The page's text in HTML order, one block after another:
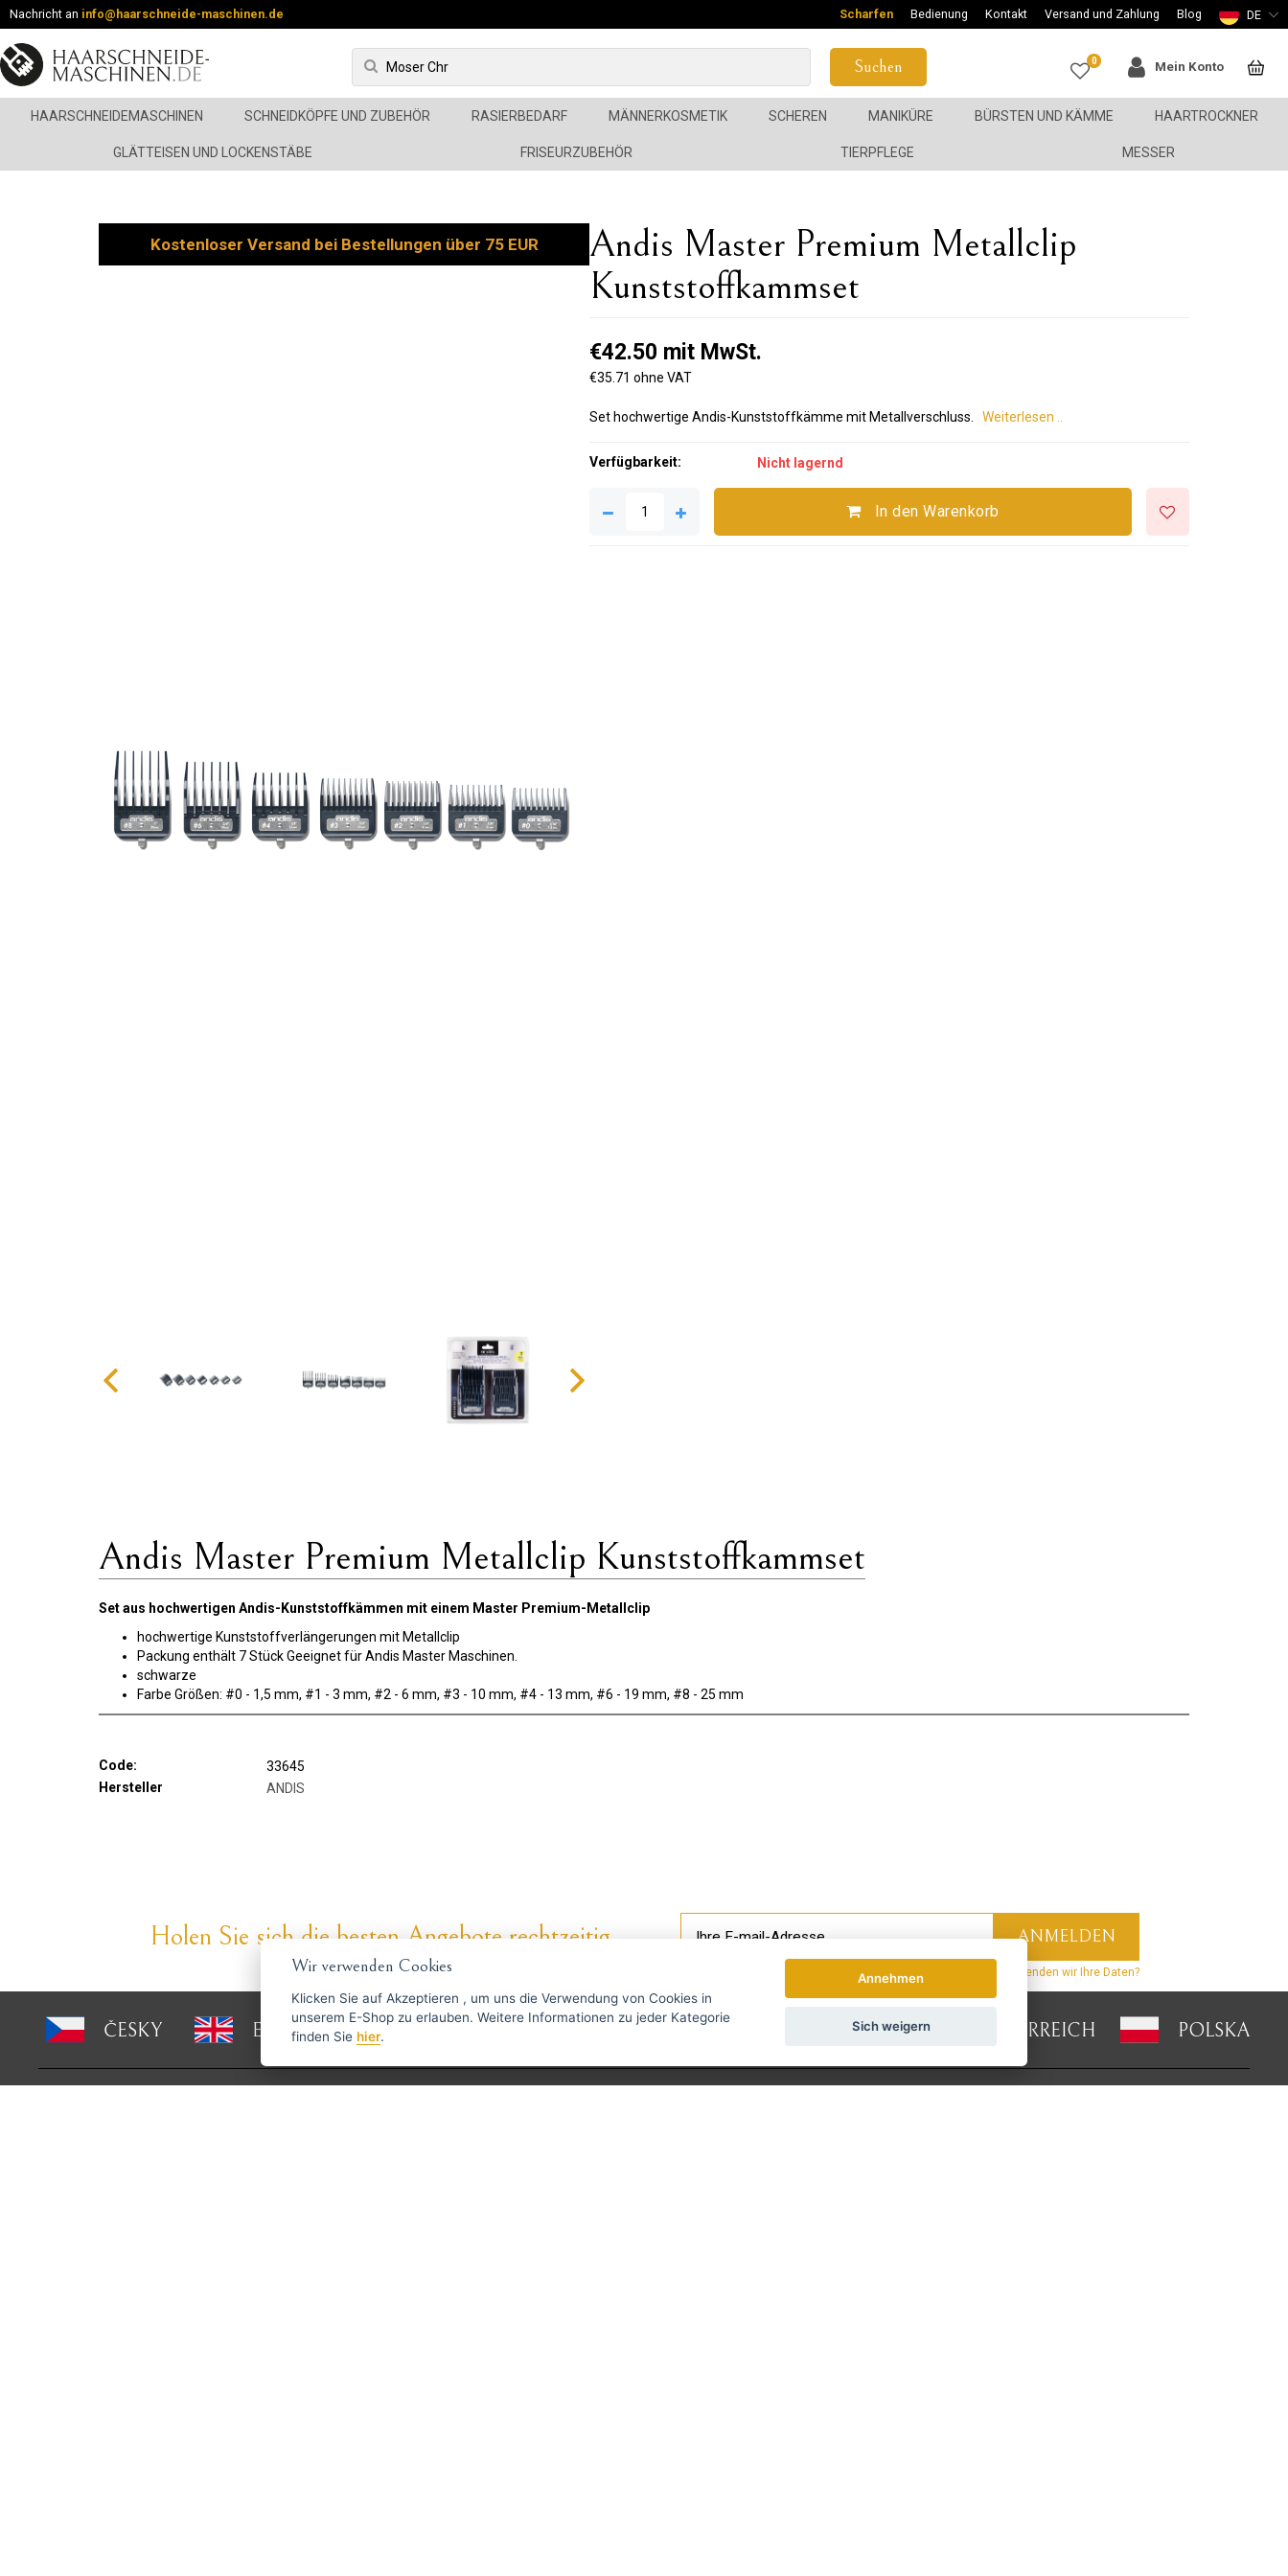
Nachricht an info@haarschneide-maschinen.de Scharfen Bedienung Kontakt Versand und Zahlung Blog DE
Suchen 0 Mein Konto
HAARSCHNEIDEMASCHINEN SCHNEIDKÖPFE UND ZUBEHÖR RASIERBEDARF MÄNNERKOSMETIK SCHEREN MANIKÜRE BÜRSTEN UND KÄMME HAARTROCKNER
GLÄTTEISEN UND LOCKENSTÄBE FRISEURZUBEHÖR TIERPFLEGE MESSER
Kostenloser Versand bei Bestellungen über 75 EUR
Andis Master Premium Metallclip
Kunststoffkammset
€42.50 mit MwSt.
€35.71 ohne VAT
Set hochwertige Andis-Kunststoffkämme mit Metallverschluss. Weiterlesen ..
Verfügbarkeit: Nicht lagernd
In den Warenkorb
Andis Master Premium Metallclip Kunststoffkammset
Set aus hochwertigen Andis-Kunststoffkämmen mit einem Master Premium-Metallclip
hochwertige Kunststoffverlängerungen mit Metallclip
Packung enthält 7 Stück Geeignet für Andis Master Maschinen.
schwarze
Farbe Größen: #0 - 1,5 mm, #1 - 3 mm, #2 - 6 mm, #3 - 10 mm, #4 - 13 mm, #6 - 19 mm, #8 - 25 mm
Code:
33645
Hersteller
ANDIS
Holen Sie sich die besten Angebote rechtzeitig ...
Wir senden einmal pro Woche Nachrichten und Rabatte. Wie verwenden wir Ihre Daten?
ČESKY ENGLISH SLOVENSKO DEUTSCHLAND ÖSTERREICH POLSKA
Wir verwenden Cookies
Klicken Sie auf Akzeptieren , um uns die Verwendung von Cookies in
unserem E-Shop zu erlauben. Weitere Informationen zu jeder Kategorie
finden Sie hier.
Annehmen
Sich weigern